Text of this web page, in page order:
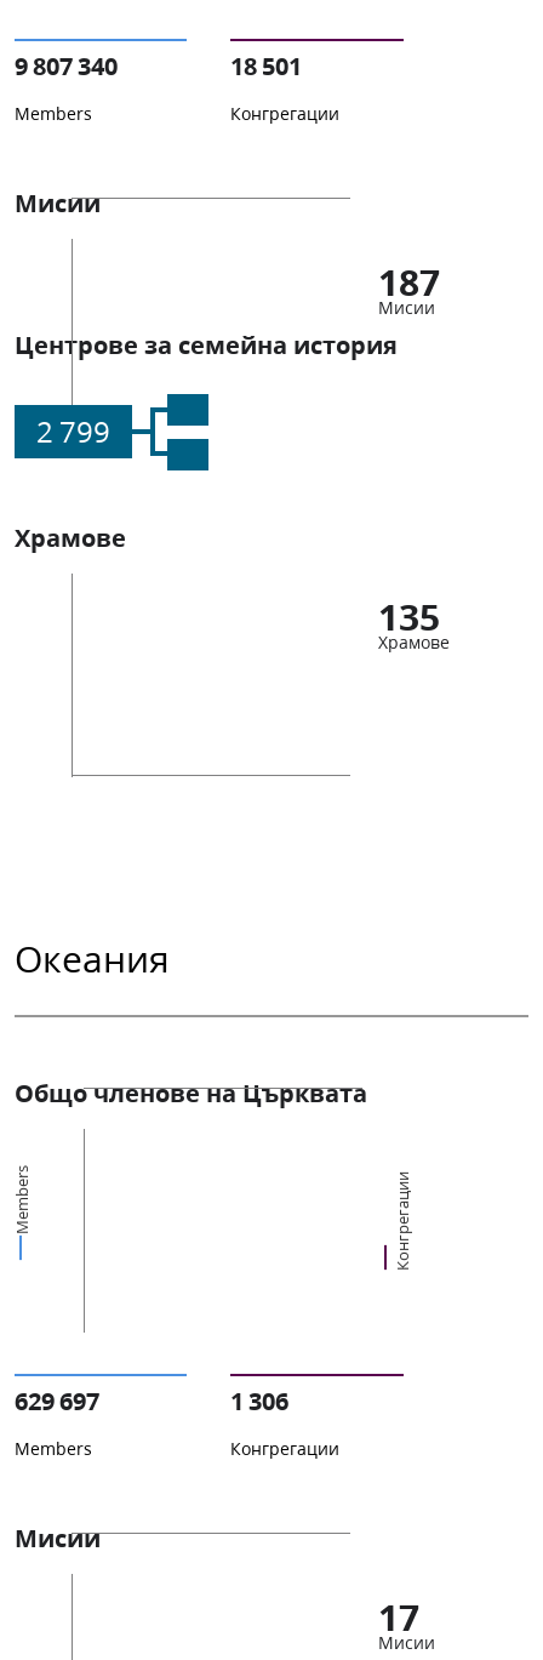
9 807 340
Members
18 501
Конгрегации
Мисии
187
Мисии
Центрове за семейна история
2 799
Храмове
135
Храмове
Океания
Общо членове на Църквата
Members Конгрегации
629 697
Members
1 306
Конгрегации
Мисии
17
Мисии